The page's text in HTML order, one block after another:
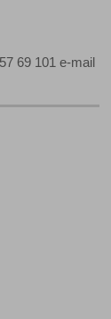
69 101 e-mail